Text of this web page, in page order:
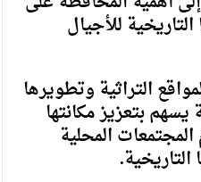
للأجيال
التراثية وتطويرها
بتعزيز مكانتها
المحلية